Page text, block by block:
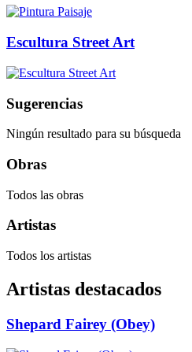
Escultura Street Art
Sugerencias
Ningún resultado para su búsqueda
Obras
Todos las obras
Artistas
Todos los artistas
Artistas destacados
Shepard Fairey (Obey)